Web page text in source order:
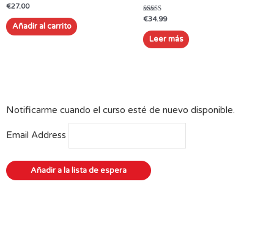
Valorado en
5.00
de 5
€27.00
Añadir al carrito
Valorado en
5.00
de 5
€34.99
Leer más
Notificarme cuando el curso esté de nuevo disponible.
Email Address